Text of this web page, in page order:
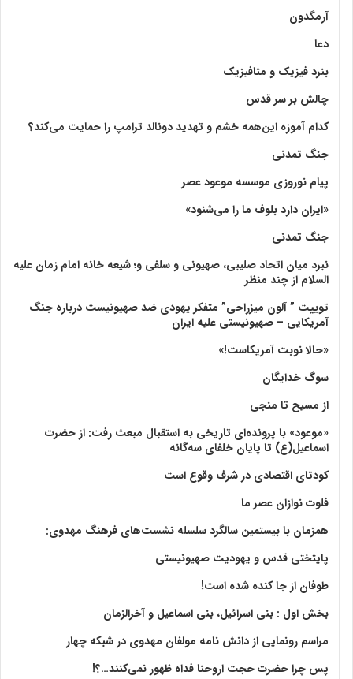
آرمگدون
دعا
بنرد فیزیک و متافیزیک
چالش بر سر قدس
کدام آموزه این‌همه خشم و تهدید دونالد ترامپ را حمایت می‌کند؟
جنگ تمدنی
پیام نوروزی موسسه موعود عصر
«ایران دارد بلوف ما را می‌شنود»
جنگ تمدنی
نبرد میان اتحاد صلیبی، صهیونی و سلفی و؛ شیعه خانه امام زمان علیه
السلام از چند منظر
توییت ” آلون میزراحی” متفکر یهودی ضد صهیونیست درباره جنگ
آمریکایی – صهیونیستی علیه ایران
«حالا نوبت آمریکاست!»
سوگ خدایگان
از مسیح تا منجی
«موعود» با پرونده‌ای تاریخی به استقبال مبعث رفت: از حضرت
اسماعیل(ع) تا پایان خلفای سه‌گانه
کودتای اقتصادی در شرف وقوع است
فلوت نوازان عصر ما
همزمان با بیستمین سالگرد سلسله نشست‌های فرهنگ مهدوی:‌
پایتختی قدس و یهودیت صهیونیستی
طوفان از جا کنده شده است!
بخش اول : بنی اسرائیل، بنی اسماعیل و آخرالزمان
مراسم رونمایی از دانش نامه مولفان مهدوی در شبکه چهار
پس چرا حضرت حجت اروحنا فداه ظهور نمی‌کنند…؟!